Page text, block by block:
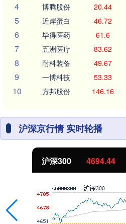
4 博腾股份 20.44
5 近岸蛋白 46.72
6 毕得医药 61.6
7 五洲医疗 83.62
8 耐科装备 49.67
9 一博科技 53.33
10 方邦股份 146.16
沪深京行情 实时轮播
43.13 0.93%